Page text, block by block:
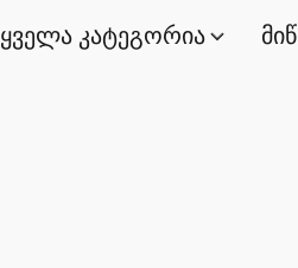
ყველა კატეგორია